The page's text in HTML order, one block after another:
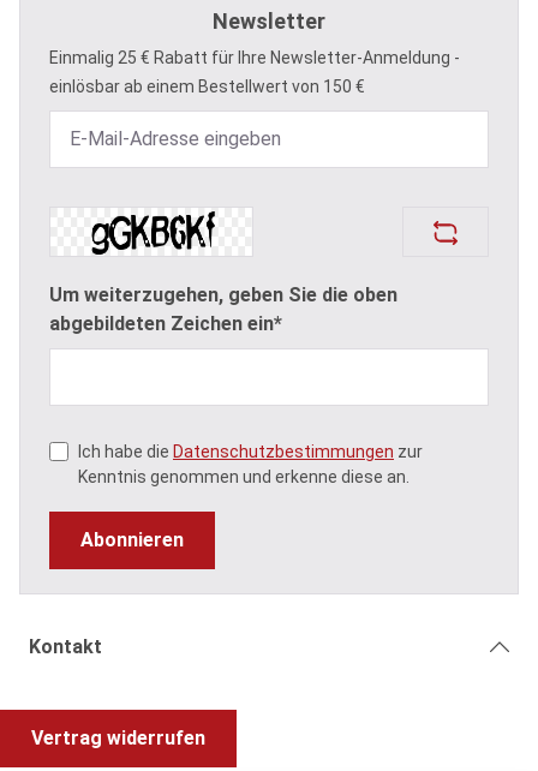
Newsletter
Einmalig 25 € Rabatt für Ihre Newsletter-Anmeldung -
einlösbar ab einem Bestellwert von 150 €
Um weiterzugehen, geben Sie die oben
abgebildeten Zeichen ein*
Ich habe die Datenschutzbestimmungen zur
Kenntnis genommen und erkenne diese an.
Abonnieren
Kontakt
Vertrag widerrufen